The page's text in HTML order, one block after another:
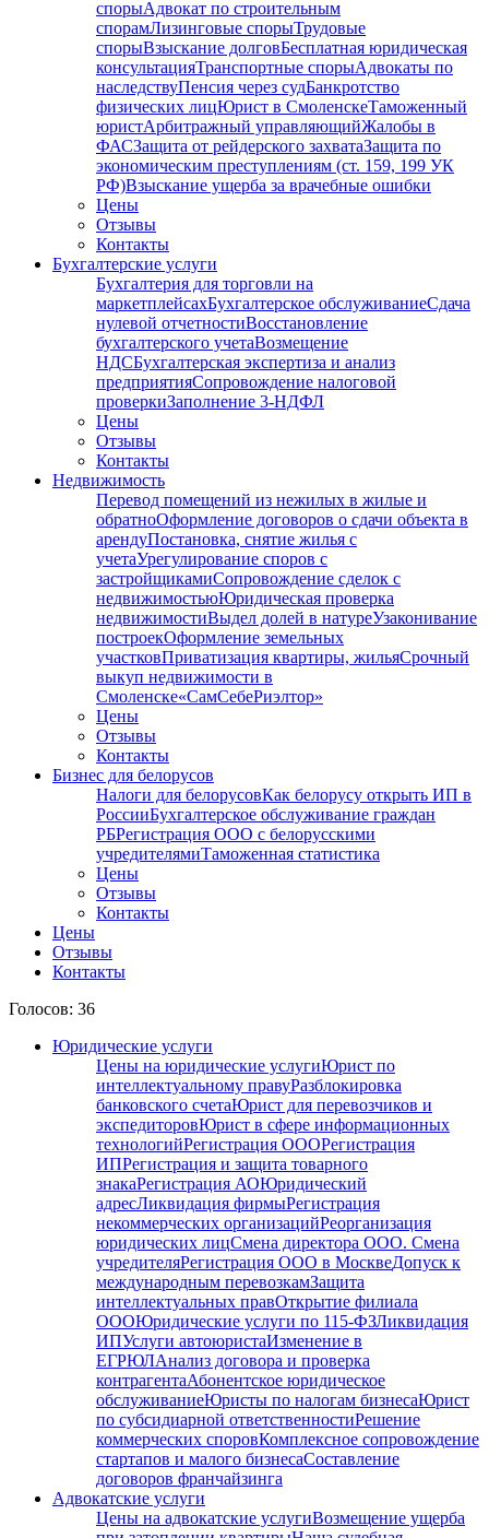
спорыАдвокат по строительным
спорамЛизинговые спорыТрудовые
спорыВзыскание долговБесплатная юридическая
консультацияТранспортные спорыАдвокаты по
наследствуПенсия через судБанкротство
физических лицЮрист в СмоленскеТаможенный
юристАрбитражный управляющийЖалобы в
ФАСЗащита от рейдерского захватаЗащита по
экономическим преступлениям (ст. 159, 199 УК
РФ)Взыскание ущерба за врачебные ошибки
Цены
Отзывы
Контакты
Бухгалтерские услуги
Бухгалтерия для торговли на
маркетплейсахБухгалтерское обслуживаниеСдача
нулевой отчетностиВосстановление
бухгалтерского учетаВозмещение
НДСБухгалтерская экспертиза и анализ
предприятияСопровождение налоговой
проверкиЗаполнение 3-НДФЛ
Цены
Отзывы
Контакты
Недвижимость
Перевод помещений из нежилых в жилые и
обратноОформление договоров о сдачи объекта в
арендуПостановка, снятие жилья с
учетаУрегулирование споров с
застройщикамиСопровождение сделок с
недвижимостьюЮридическая проверка
недвижимостиВыдел долей в натуреУзаконивание
построекОформление земельных
участковПриватизация квартиры, жильяСрочный
выкуп недвижимости в
Cмоленске«СамСебеРиэлтор»
Цены
Отзывы
Контакты
Бизнес для белорусов
Налоги для белорусовКак белорусу открыть ИП в
РоссииБухгалтерское обслуживание граждан
РБРегистрация ООО с белорусскими
учредителямиТаможенная статистика
Цены
Отзывы
Контакты
Цены
Отзывы
Контакты
Голосов: 36
Юридические услуги
Цены на юридические услугиЮрист по
интеллектуальному правуРазблокировка
банковского счетаЮрист для перевозчиков и
экспедиторовЮрист в сфере информационных
технологийРегистрация ОООРегистрация
ИПРегистрация и защита товарного
знакаРегистрация АОЮридический
адресЛиквидация фирмыРегистрация
некоммерческих организацийРеорганизация
юридических лицСмена директора ООО. Смена
учредителяРегистрация ООО в МосквеДопуск к
международным перевозкамЗащита
интеллектуальных правОткрытие филиала
ОООЮридические услуги по 115-ФЗЛиквидация
ИПУслуги автоюристаИзменение в
ЕГРЮЛАнализ договора и проверка
контрагентаАбонентское юридическое
обслуживаниеЮристы по налогам бизнесаЮрист
по субсидиарной ответственностиРешение
коммерческих споровКомплексное сопровождение
стартапов и малого бизнесаСоставление
договоров франчайзинга
Адвокатские услуги
Цены на адвокатские услугиВозмещение ущерба